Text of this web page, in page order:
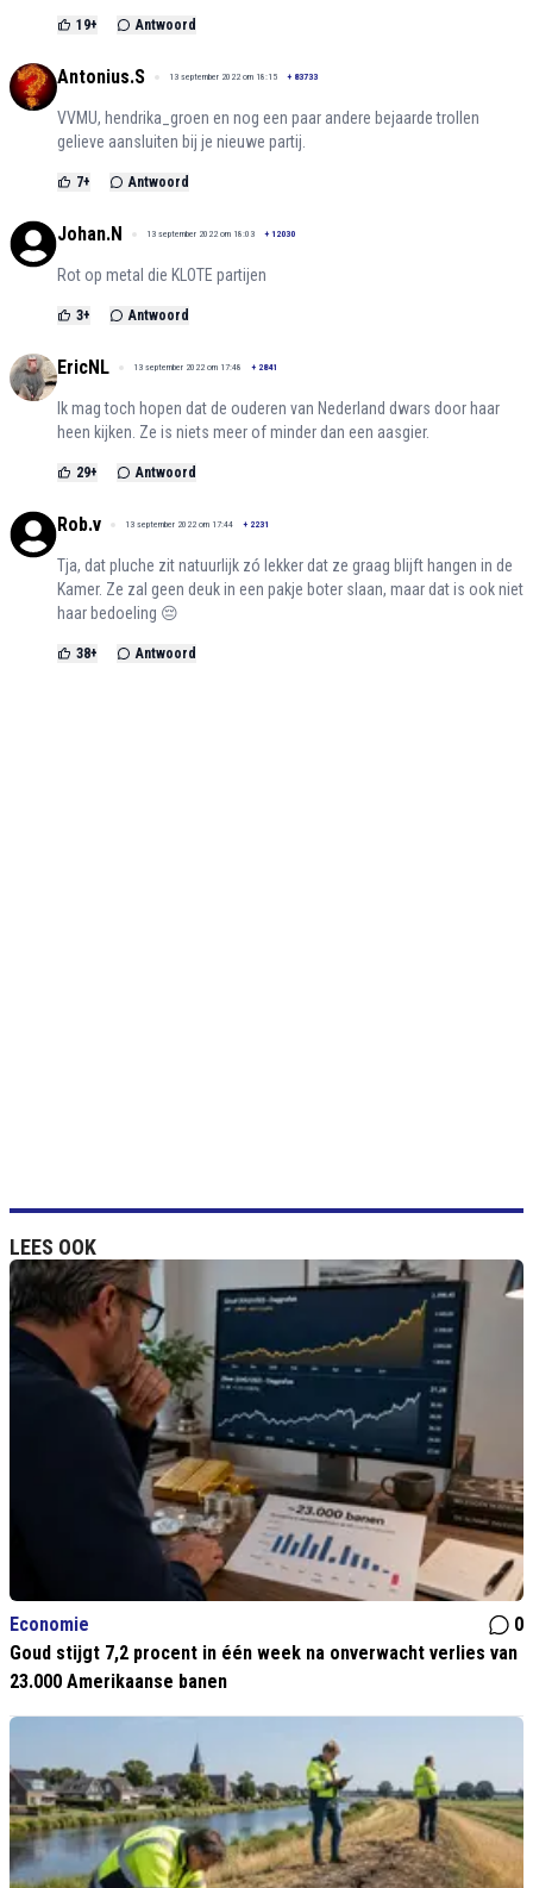
19+ Antwoord
Antonius.S 13 september 2022 om 18:15 + 83733
VVMU, hendrika_groen en nog een paar andere bejaarde trollen
gelieve aansluiten bij je nieuwe partij.
7+ Antwoord
Johan.N 13 september 2022 om 18:03 + 12030
Rot op metal die KLOTE partijen
3+ Antwoord
EricNL 13 september 2022 om 17:48 + 2841
Ik mag toch hopen dat de ouderen van Nederland dwars door haar
heen kijken. Ze is niets meer of minder dan een aasgier.
29+ Antwoord
Rob.v 13 september 2022 om 17:44 + 2231
Tja, dat pluche zit natuurlijk zó lekker dat ze graag blijft hangen in de
Kamer. Ze zal geen deuk in een pakje boter slaan, maar dat is ook niet
haar bedoeling 😔
38+ Antwoord
LEES OOK
Economie
0
Goud stijgt 7,2 procent in één week na onverwacht verlies van
23.000 Amerikaanse banen